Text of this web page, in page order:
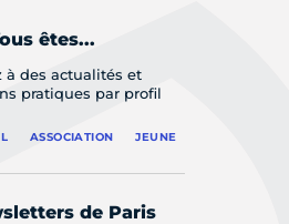
êtes...
à des actualités et
pratiques par profil
ASSOCIATION JEUNE
de Paris